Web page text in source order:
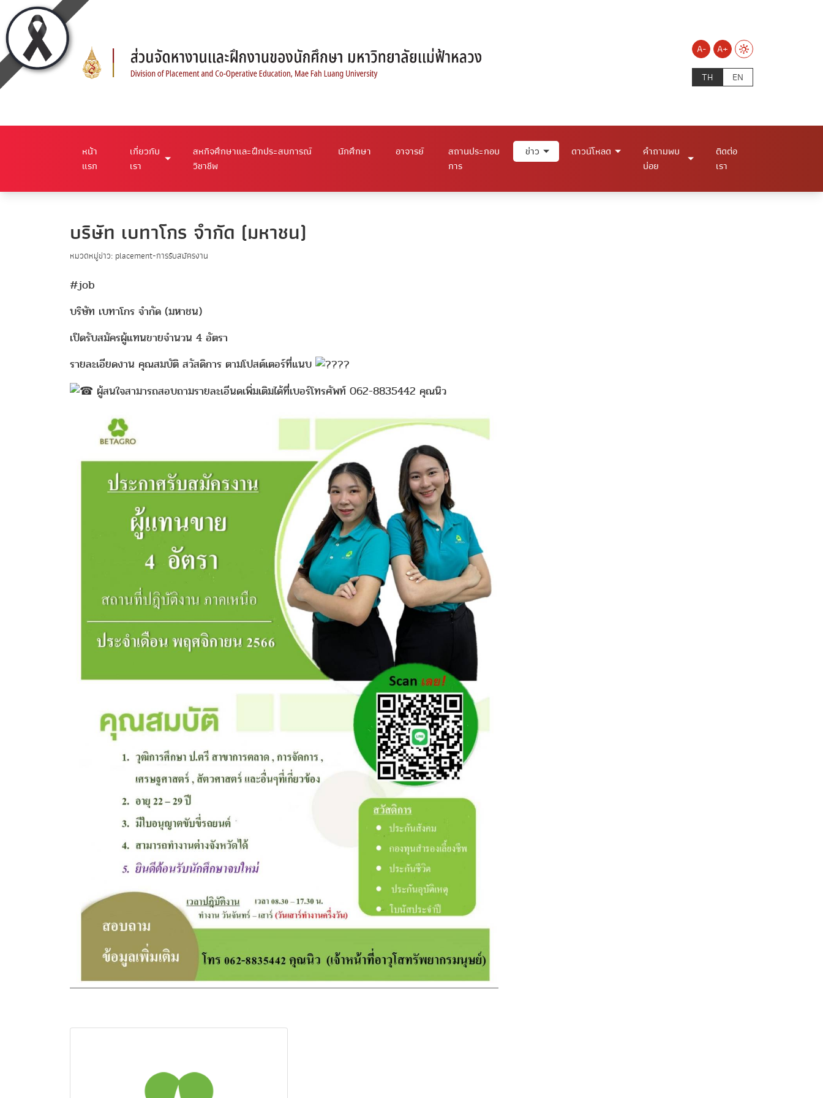
A-
A+
TH
EN
หน้า
แรก
เกี่ยวกับ
เรา
สหกิจศึกษาและฝึกประสบการณ์
วิชาชีพ
นักศึกษา อาจารย์
สถานประกอบ
การ
ข่าว ดาวน์โหลด
คำถามพบ
บ่อย
ติดต่อ
เรา
บริษัท เบทาโกร จํากัด (มหาชน)
หมวดหมู่ข่าว: placement-การรับสมัครงาน
#job
บริษัท เบทาโกร จํากัด (มหาชน)
เปิดรับสมัครผู้แทนขายจำนวน 4 อัตรา
รายละเอียดงาน คุณสมบัติ สวัสดิการ ตามโปสต์เตอร์ที่แนบ
ผู้สนใจสามารถสอบถามรายละเอีนดเพิ่มเติมได้ที่เบอร์โทรศัพท์ 062-8835442 คุณนิว